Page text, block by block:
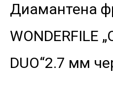
Диамантена
WONDERFILE
DUO“2.7 мм